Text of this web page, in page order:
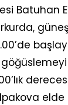
Batuhan
elde